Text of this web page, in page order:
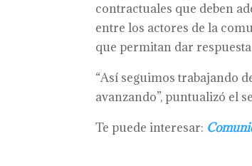
contractuales que deben
entre los actores de la
que permitan dar
“Así seguimos trabajando
avanzando”, puntualizó el
Te puede interesar: